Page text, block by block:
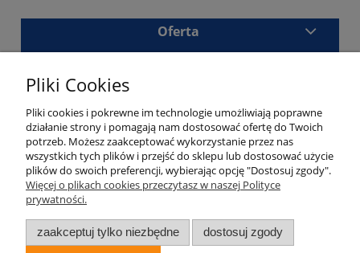
Oferta
Masz pytania?
Kalisz690 180 533
Serwis797 688 607
Napisz do nas:
Pliki Cookies
Pliki cookies i pokrewne im technologie umożliwiają poprawne
działanie strony i pomagają nam dostosować ofertę do Twoich
potrzeb. Możesz zaakceptować wykorzystanie przez nas
wszystkich tych plików i przejść do sklepu lub dostosować użycie
plików do swoich preferencji, wybierając opcję "Dostosuj zgody".
Więcej o plikach cookies przeczytasz w naszej Polityce
prywatności.
zaakceptuj tylko niezbędne
dostosuj zgody